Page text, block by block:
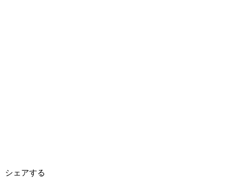
シェアする